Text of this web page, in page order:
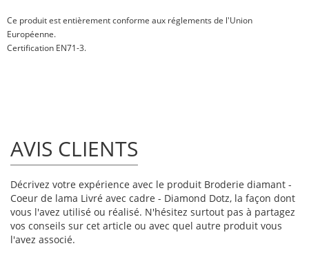
Ce produit est entièrement conforme aux réglements de l'Union
Européenne.
Certification EN71-3.
AVIS CLIENTS
Décrivez votre expérience avec le produit Broderie diamant -
Coeur de lama Livré avec cadre - Diamond Dotz, la façon dont
vous l'avez utilisé ou réalisé. N'hésitez surtout pas à partagez
vos conseils sur cet article ou avec quel autre produit vous
l'avez associé.